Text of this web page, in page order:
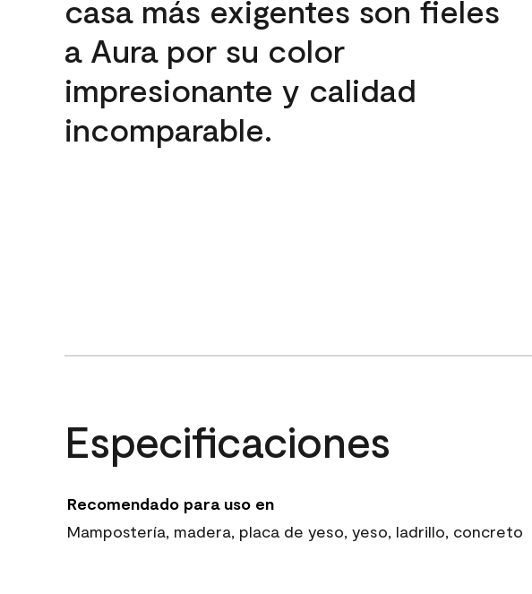
casa más exigentes son fieles
a Aura por su color
impresionante y calidad
incomparable.
Especificaciones
Recomendado para uso en
Mampostería, madera, placa de yeso, yeso, ladrillo, concreto